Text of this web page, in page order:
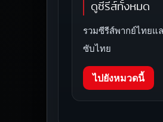
ดูซีรีส์ทั้งหมด
รวมซีรีส์พากย์ไทยแ
ซับไทย
ไปยังหมวดนี้